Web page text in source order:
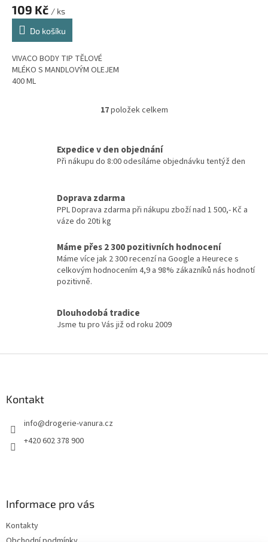
109 Kč / ks
Do košíku
VIVACO BODY TIP TĚLOVÉ
MLÉKO S MANDLOVÝM OLEJEM
400 ML
O
á
d
p
r
y
v
ý
s
u
17položek celkem
Expedice v den objednání
Při nákupu do 8:00 odesíláme objednávku tentýž den
Doprava zdarma
PPL Doprava zdarma při nákupu zboží nad 1 500,- Kč a
váze do 20ti kg
Máme přes 2 300 pozitivních hodnocení
Máme více jak 2 300 recenzí na Google a Heurece s
celkovým hodnocením 4,9 a 98% zákazníků nás hodnotí
pozitivně.
Dlouhodobá tradice
Jsme tu pro Vás již od roku 2009
Kontakt
info@drogerie-vanura.cz
+420 602 378 900
Informace pro vás
Kontakty